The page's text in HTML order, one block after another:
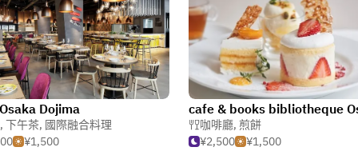
Dojima
, 下午茶, 國際融合料理
¥1,500
咖啡廳, 煎餅
¥2,500
¥1,500